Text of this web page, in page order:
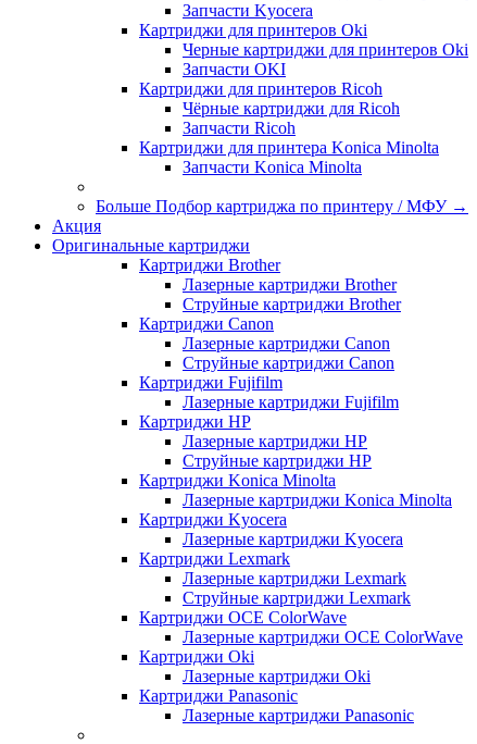
Запчасти Kyocera
Картриджи для принтеров Oki
Черные картриджи для принтеров Oki
Запчасти OKI
Картриджи для принтеров Ricoh
Чёрные картриджи для Ricoh
Запчасти Ricoh
Картриджи для принтера Konica Minolta
Запчасти Koniсa Minolta
Больше Подбор картриджа по принтеру / МФУ →
Акция
Оригинальные картриджи
Картриджи Brother
Лазерные картриджи Brother
Струйные картриджи Brother
Картриджи Canon
Лазерные картриджи Canon
Струйные картриджи Canon
Картриджи Fujifilm
Лазерные картриджи Fujifilm
Картриджи HP
Лазерные картриджи HP
Струйные картриджи HP
Картриджи Konica Minolta
Лазерные картриджи Konica Minolta
Картриджи Kyocera
Лазерные картриджи Kyocera
Картриджи Lexmark
Лазерные картриджи Lexmark
Струйные картриджи Lexmark
Картриджи OCE ColorWave
Лазерные картриджи OCE ColorWave
Картриджи Oki
Лазерные картриджи Oki
Картриджи Panasonic
Лазерные картриджи Panasonic